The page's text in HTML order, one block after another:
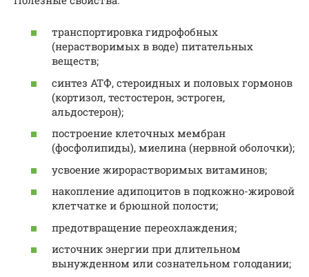
транспортировка гидрофобных
(нерастворимых в воде) питательных
веществ;
синтез АТФ, стероидных и половых гормонов
(кортизол, тестостерон, эстроген,
альдостерон);
построение клеточных мембран
(фосфолипиды), миелина (нервной оболочки);
усвоение жирорастворимых витаминов;
накопление адипоцитов в подкожно-жировой
клетчатке и брюшной полости;
предотвращение переохлаждения;
источник энергии при длительном
вынужденном или сознательном голодании;